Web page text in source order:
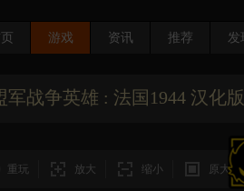
游戏 资讯 推荐 发
军战争英雄 : 法国1944 汉化版
重玩 放大 缩小 原大